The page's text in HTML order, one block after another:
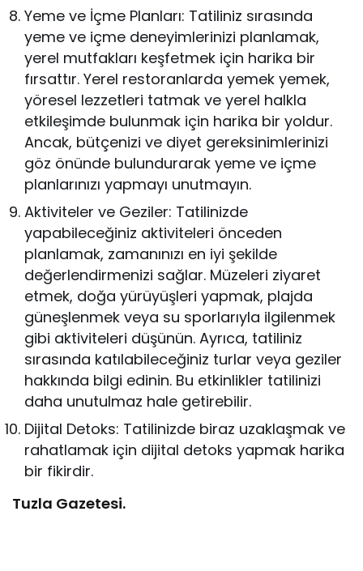
Yeme ve İçme Planları: Tatiliniz sırasında
yeme ve içme deneyimlerinizi planlamak,
yerel mutfakları keşfetmek için harika bir
fırsattır. Yerel restoranlarda yemek yemek,
yöresel lezzetleri tatmak ve yerel halkla
etkileşimde bulunmak için harika bir yoldur.
Ancak, bütçenizi ve diyet gereksinimlerinizi
göz önünde bulundurarak yeme ve içme
planlarınızı yapmayı unutmayın.
Aktiviteler ve Geziler: Tatilinizde
yapabileceğiniz aktiviteleri önceden
planlamak, zamanınızı en iyi şekilde
değerlendirmenizi sağlar. Müzeleri ziyaret
etmek, doğa yürüyüşleri yapmak, plajda
güneşlenmek veya su sporlarıyla ilgilenmek
gibi aktiviteleri düşünün. Ayrıca, tatiliniz
sırasında katılabileceğiniz turlar veya geziler
hakkında bilgi edinin. Bu etkinlikler tatilinizi
daha unutulmaz hale getirebilir.
Dijital Detoks: Tatilinizde biraz uzaklaşmak ve
rahatlamak için dijital detoks yapmak harika
bir fikirdir.
Tuzla Gazetesi.